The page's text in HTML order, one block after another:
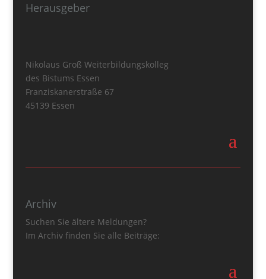
Herausgeber
Nikolaus Groß Weiterbildungskolleg
des Bistums Essen
Franziskanerstraße 67
45139 Essen
Archiv
Suchen Sie ältere Meldungen?
Im Archiv finden Sie alle Beiträge: